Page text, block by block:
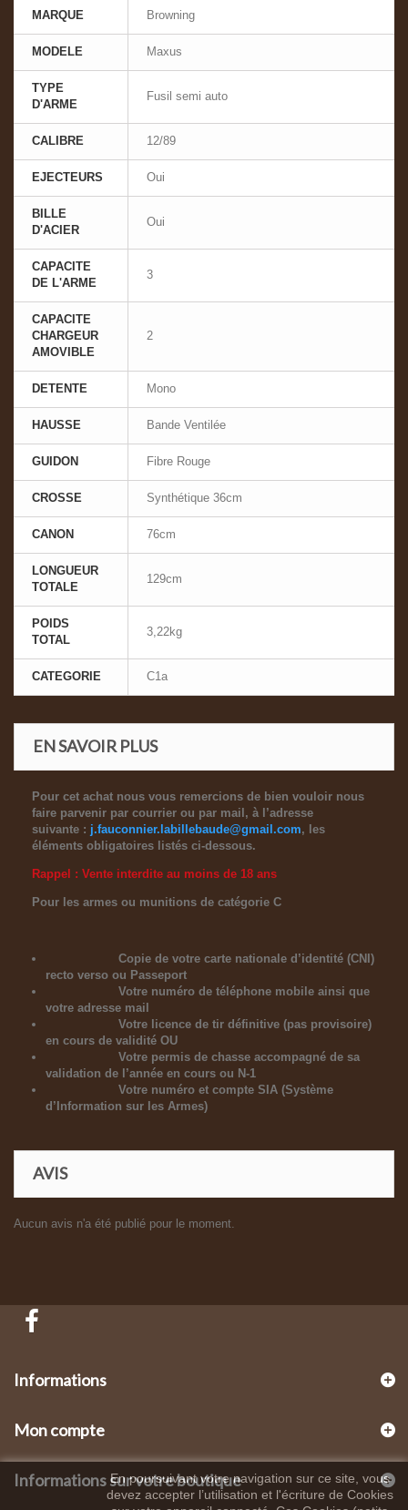
MARQUE Browning
MODELE Maxus
TYPE
D'ARME
Fusil semi auto
CALIBRE 12/89
EJECTEURS Oui
BILLE
D'ACIER
Oui
CAPACITE
DE L'ARME
3
CAPACITE
CHARGEUR
AMOVIBLE
2
DETENTE Mono
HAUSSE Bande Ventilée
GUIDON Fibre Rouge
CROSSE Synthétique 36cm
CANON 76cm
LONGUEUR
TOTALE
129cm
POIDS
TOTAL
3,22kg
CATEGORIE C1a
EN SAVOIR PLUS
Pour cet achat nous vous remercions de bien vouloir nous
faire parvenir par courrier ou par mail, à l’adresse
suivante : j.fauconnier.labillebaude@gmail.com, les
éléments obligatoires listés ci-dessous.
Rappel : Vente interdite au moins de 18 ans
Pour les armes ou munitions de catégorie C
Copie de votre carte nationale d’identité (CNI)
recto verso ou Passeport
Votre numéro de téléphone mobile ainsi que
votre adresse mail
Votre licence de tir définitive (pas provisoire)
en cours de validité OU
Votre permis de chasse accompagné de sa
validation de l’année en cours ou N-1
Votre numéro et compte SIA (Système
d’Information sur les Armes)
AVIS
Aucun avis n'a été publié pour le moment.
Informations
Mon compte
Informations sur votre boutique
En poursuivant votre navigation sur ce site, vous
devez accepter l’utilisation et l'écriture de Cookies